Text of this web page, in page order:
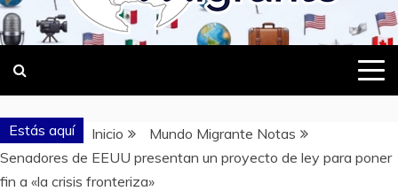
MUNDO
MIGRANTE
DONDE TODOS SOMOS MIGRANTES
Estás aquí Inicio
Mundo Migrante Notas
Senadores de EEUU presentan un proyecto de ley para poner
fin a «la crisis fronteriza»